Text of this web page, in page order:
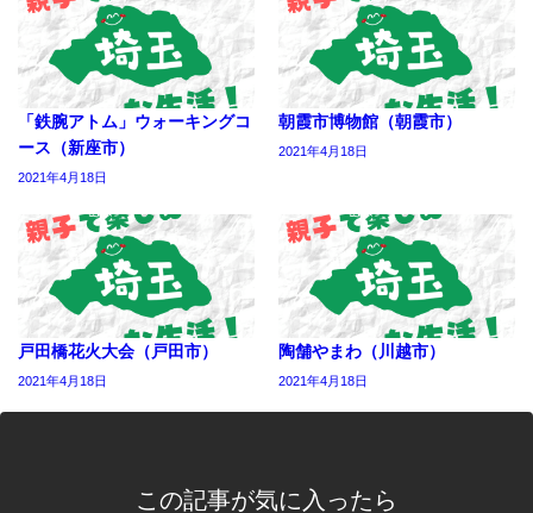
「鉄腕アトム」ウォーキングコ
ース（新座市）
2021年4月18日
朝霞市博物館（朝霞市）
2021年4月18日
戸田橋花火大会（戸田市）
2021年4月18日
陶舗やまわ（川越市）
2021年4月18日
この記事が気に入ったら